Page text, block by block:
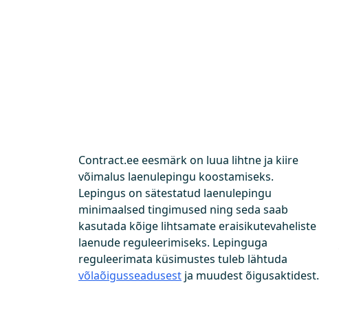
Contract.ee eesmärk on luua lihtne ja kiire
võimalus laenulepingu koostamiseks.
Lepingus on sätestatud laenulepingu
minimaalsed tingimused ning seda saab
kasutada kõige lihtsamate eraisikutevaheliste
laenude reguleerimiseks. Lepinguga
reguleerimata küsimustes tuleb lähtuda
võlaõigusseadusest ja muudest õigusaktidest.